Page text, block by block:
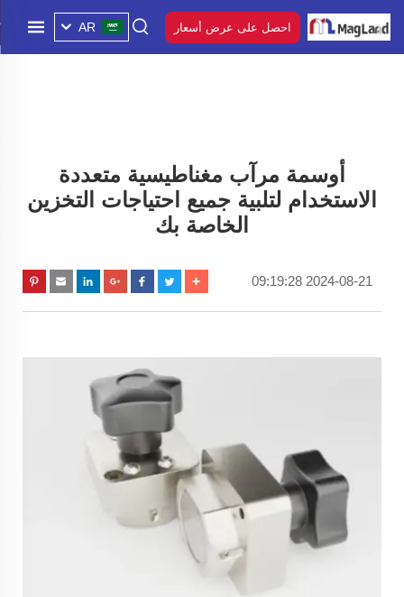
احصل على عرض أسعار AR
أوسمة مرآب مغناطيسية متعددة
الاستخدام لتلبية جميع احتياجات التخزين
الخاصة بك
2024-08-21 09:19:28